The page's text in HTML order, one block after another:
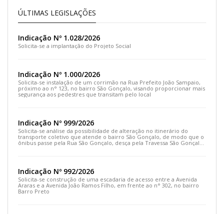
ÚLTIMAS LEGISLAÇÕES
Indicação Nº 1.028/2026
Solicita-se a implantação do Projeto Social
Indicação Nº 1.000/2026
Solicita-se instalação de um corrimão na Rua Prefeito João Sampaio,
próximo ao n° 123, no bairro São Gonçalo, visando proporcionar mais
segurança aos pedestres que transitam pelo local
Indicação Nº 999/2026
Solicita-se análise da possibilidade de alteração no itinerário do
transporte coletivo que atende o bairro São Gonçalo, de modo que o
ônibus passe pela Rua São Gonçalo, desça pela Travessa São Gonçalo
e siga pela Rua Prefeito João Sampaio
Indicação Nº 992/2026
Solicita-se construção de uma escadaria de acesso entre a Avenida
Araras e a Avenida João Ramos Filho, em frente ao n° 302, no bairro
Barro Preto